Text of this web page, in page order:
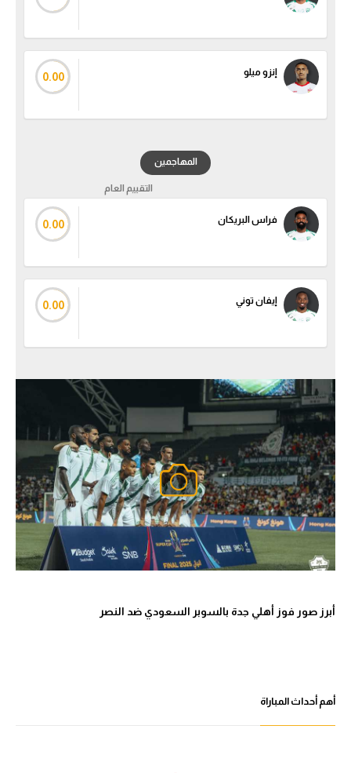
إنزو ميلو 0.00
المهاجمين
التقييم العام
فراس البريكان 0.00
إيفان توني 0.00
أبرز صور فوز أهلي جدة بالسوبر السعودي ضد النصر
أهم أحداث المباراة